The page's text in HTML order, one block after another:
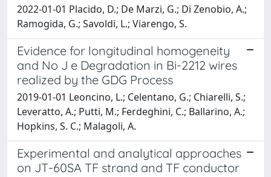
2022-01-01 Placido, D.; De Marzi, G.; Di Zenobio, A.;
Ramogida, G.; Savoldi, L.; Viarengo, S.
Evidence for longitudinal homogeneity
and No J e Degradation in Bi-2212 wires
realized by the GDG Process
2019-01-01 Leoncino, L.; Celentano, G.; Chiarelli, S.;
Leveratto, A.; Putti, M.; Ferdeghini, C.; Ballarino, A.;
Hopkins, S. C.; Malagoli, A.
Experimental and analytical approaches
on JT-60SA TF strand and TF conductor